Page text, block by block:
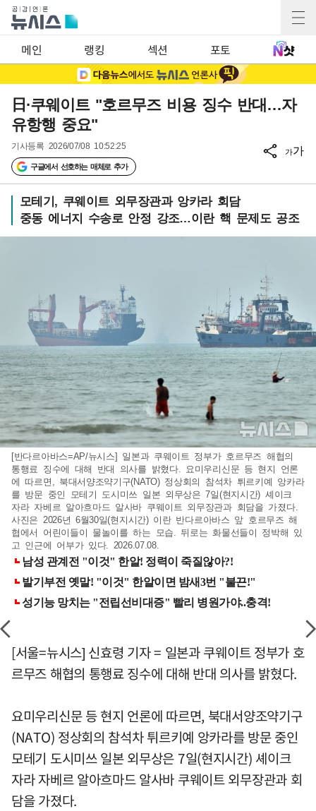
메인 랭킹 섹션 포토
日·쿠웨이트 "호르무즈 비용 징수 반대…자
유항행 중요"
기사등록 2026/07/08 10:52:25
구글에서 선호하는 매체로 추가
가가
모테기, 쿠웨이트 외무장관과 앙카라 회담
중동 에너지 수송로 안정 강조…이란 핵 문제도 공조
[반다르아바스=AP/뉴시스] 일본과 쿠웨이트 정부가 호르무즈 해협의
통행료 징수에 대해 반대 의사를 밝혔다. 요미우리신문 등 현지 언론
에 따르면, 북대서양조약기구(NATO) 정상회의 참석차 튀르키예 앙카라
를 방문 중인 모테기 도시미쓰 일본 외무상은 7일(현지시간) 셰이크
자라 자베르 알아흐마드 알사바 쿠웨이트 외무장관과 회담을 가졌다.
사진은 2026년 6월30일(현지시간) 이란 반다르아바스 앞 호르무즈 해
협에서 어린이들이 물놀이를 하는 모습. 뒤로는 화물선들이 정박해 있
고 인근에 어부가 있다. 2026.07.08.
[서울=뉴시스] 신효령 기자 = 일본과 쿠웨이트 정부가 호
르무즈 해협의 통행료 징수에 대해 반대 의사를 밝혔다.
요미우리신문 등 현지 언론에 따르면, 북대서양조약기구
(NATO) 정상회의 참석차 튀르키예 앙카라를 방문 중인
모테기 도시미쓰 일본 외무상은 7일(현지시간) 셰이크
자라 자베르 알아흐마드 알사바 쿠웨이트 외무장관과 회
담을 가졌다.